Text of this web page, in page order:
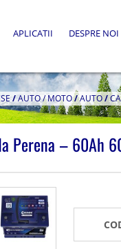
APLICATII DESPRE NOI
/AUTO / MOTO/AUTO/
Perena – 60Ah